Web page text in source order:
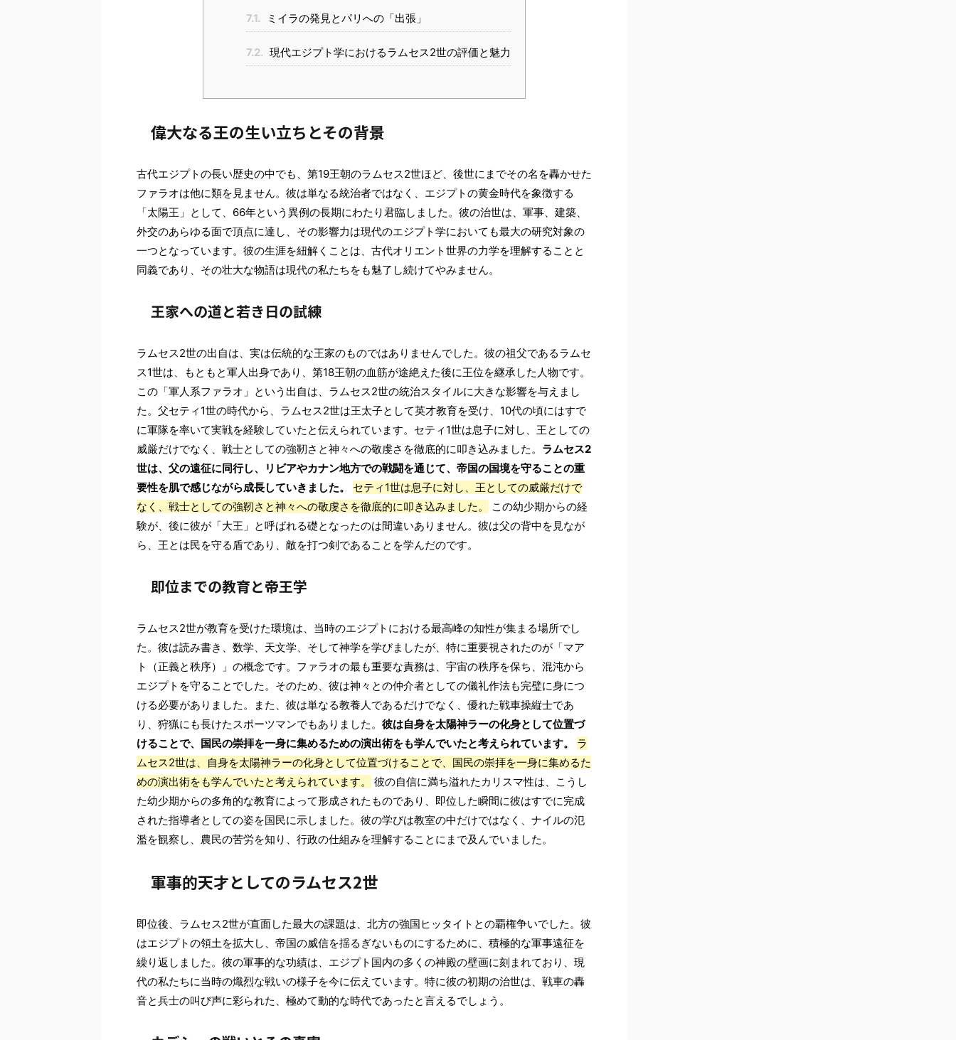
7.1. ミイラの発見とパリへの「出張」
7.2. 現代エジプト学におけるラムセス2世の評価と魅力
偉大なる王の生い立ちとその背景
古代エジプトの長い歴史の中でも、第19王朝のラムセス2世ほど、後世にまでその名を轟かせた
ファラオは他に類を見ません。彼は単なる統治者ではなく、エジプトの黄金時代を象徴する
「太陽王」として、66年という異例の長期にわたり君臨しました。彼の治世は、軍事、建築、
外交のあらゆる面で頂点に達し、その影響力は現代のエジプト学においても最大の研究対象の
一つとなっています。彼の生涯を紐解くことは、古代オリエント世界の力学を理解することと
同義であり、その壮大な物語は現代の私たちをも魅了し続けてやみません。
王家への道と若き日の試練
ラムセス2世の出自は、実は伝統的な王家のものではありませんでした。彼の祖父であるラムセ
ス1世は、もともと軍人出身であり、第18王朝の血筋が途絶えた後に王位を継承した人物です。
この「軍人系ファラオ」という出自は、ラムセス2世の統治スタイルに大きな影響を与えまし
た。父セティ1世の時代から、ラムセス2世は王太子として英才教育を受け、10代の頃にはすで
に軍隊を率いて実戦を経験していたと伝えられています。セティ1世は息子に対し、王としての
威厳だけでなく、戦士としての強靭さと神々への敬虔さを徹底的に叩き込みました。 ラムセス2
世は、父の遠征に同行し、リビアやカナン地方での戦闘を通じて、帝国の国境を守ることの重
要性を肌で感じながら成長していきました。
セティ1世は息子に対し、王としての威厳だけで
なく、戦士としての強靭さと神々への敬虔さを徹底的に叩き込みました。
この幼少期からの経
験が、後に彼が「大王」と呼ばれる礎となったのは間違いありません。彼は父の背中を見なが
ら、王とは民を守る盾であり、敵を打つ剣であることを学んだのです。
即位までの教育と帝王学
ラムセス2世が教育を受けた環境は、当時のエジプトにおける最高峰の知性が集まる場所でし
た。彼は読み書き、数学、天文学、そして神学を学びましたが、特に重要視されたのが「マア
ト（正義と秩序）」の概念です。ファラオの最も重要な責務は、宇宙の秩序を保ち、混沌から
エジプトを守ることでした。そのため、彼は神々との仲介者としての儀礼作法も完璧に身につ
ける必要がありました。また、彼は単なる教養人であるだけでなく、優れた戦車操縦士であ
り、狩猟にも長けたスポーツマンでもありました。 彼は自身を太陽神ラーの化身として位置づ
けることで、国民の崇拝を一身に集めるための演出術をも学んでいたと考えられています。
ラ
ムセス2世は、自身を太陽神ラーの化身として位置づけることで、国民の崇拝を一身に集めるた
めの演出術をも学んでいたと考えられています。
彼の自信に満ち溢れたカリスマ性は、こうし
た幼少期からの多角的な教育によって形成されたものであり、即位した瞬間に彼はすでに完成
された指導者としての姿を国民に示しました。彼の学びは教室の中だけではなく、ナイルの氾
濫を観察し、農民の苦労を知り、行政の仕組みを理解することにまで及んでいました。
軍事的天才としてのラムセス2世
即位後、ラムセス2世が直面した最大の課題は、北方の強国ヒッタイトとの覇権争いでした。彼
はエジプトの領土を拡大し、帝国の威信を揺るぎないものにするために、積極的な軍事遠征を
繰り返しました。彼の軍事的な功績は、エジプト国内の多くの神殿の壁画に刻まれており、現
代の私たちに当時の熾烈な戦いの様子を今に伝えています。特に彼の初期の治世は、戦車の轟
音と兵士の叫び声に彩られた、極めて動的な時代であったと言えるでしょう。